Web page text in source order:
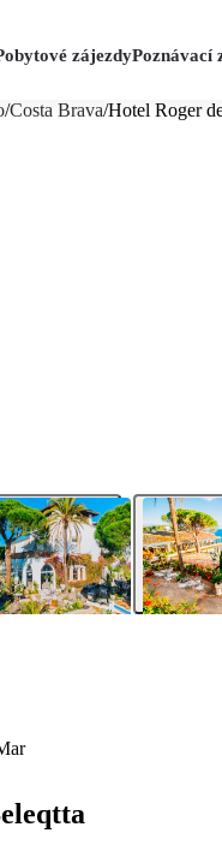
zájezdyPoznávací
/Costa Brava/Hotel Roger